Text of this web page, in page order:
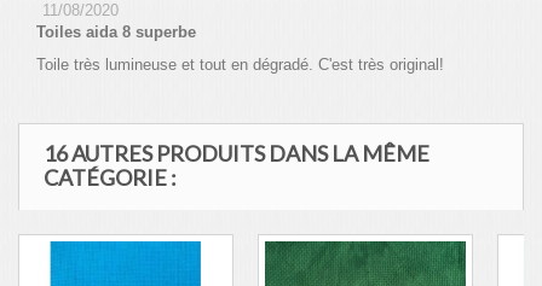
11/08/2020
Toiles aida 8 superbe
Toile très lumineuse et tout en dégradé. C'est très original!
16 AUTRES PRODUITS DANS LA MÊME
CATÉGORIE :